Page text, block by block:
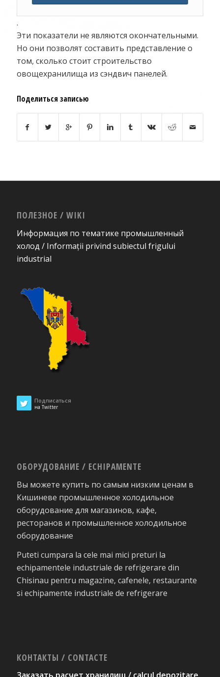
.
Эти показатели не являются окончательными.
Но они позволят составить представление о
том, сколько стоит строительство
овощехранилища из сэндвич панелей.
Поделиться записью
ПОЛЕЗНОЕ / WIKI
Информация по тематике промышленный
холод / Informații privind subiectul frigului
industrial
Подписаться
на Twitter
ОБОРУДОВАНИЕ / ECHIPAMENTE
Вы можете купить по самым низким ценам в
Кишиневе промышленное холодильное
оборудование для магазинов, кафе,
ресторанов и промышленное холодильное
оборудование
Puteti cumpara la cele mai mici preturi la
echipamentele industriale de refrigerare din
Chisinau pentru magazine, cafenele, restaurante
si echipamente industriale de refrigerare
КОНТАКТЫ / CONTACTE